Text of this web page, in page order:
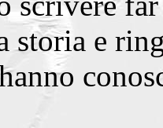
storia e